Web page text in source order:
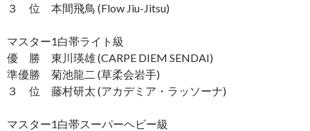
３ 位 本間飛鳥 (Flow Jiu-Jitsu)
マスター1白帯ライト級
優 勝 東川瑛雄 (CARPE DIEM SENDAI)
準優勝 菊池龍二 (草柔会岩手)
３ 位 藤村研太 (アカデミア・ラッソーナ)
マスター1白帯スーパーヘビー級